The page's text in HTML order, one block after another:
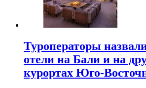
Туроператоры
отели на Бали и на
курортах Юго-